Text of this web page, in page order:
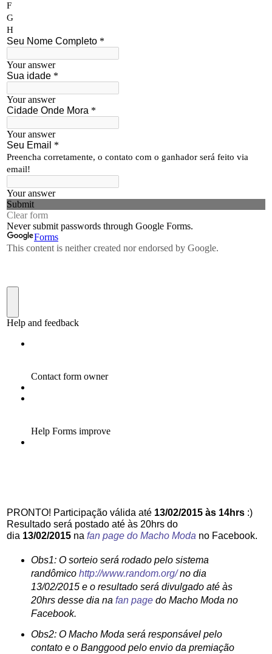
PRONTO! Participação válida até 13/02/2015 às 14hrs :)
Resultado será postado até às 20hrs do
dia 13/02/2015 na fan page do Macho Moda no Facebook.
Obs1: O sorteio será rodado pelo sistema
randômico http://www.random.org/no dia
13/02/2015 e o resultado será divulgado até às
20hrs desse dia na fan pagedo Macho Moda no
Facebook.
Obs2: O Macho Moda será responsável pelo
contato e o Banggood pelo envio da premiação